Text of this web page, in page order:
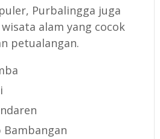
Purbalingga juga
alam yang cocok
petualangan.
Bambangan